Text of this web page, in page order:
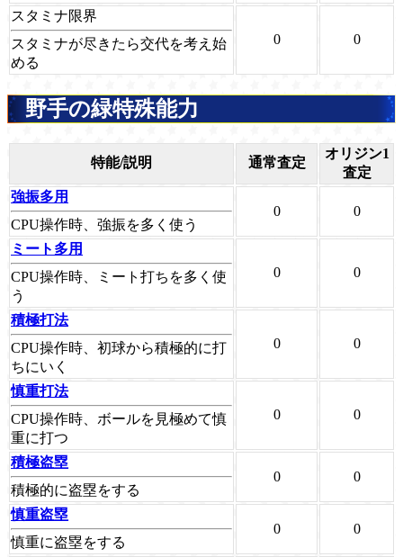
スタミナ限界
スタミナが尽きたら交代を考え始
める
0 0
野手の緑特殊能力
特能/説明 通常査定
オリジン1
査定
強振多用
CPU操作時、強振を多く使う
0 0
ミート多用
CPU操作時、ミート打ちを多く使
う
0 0
積極打法
CPU操作時、初球から積極的に打
ちにいく
0 0
慎重打法
CPU操作時、ボールを見極めて慎
重に打つ
0 0
積極盗塁
積極的に盗塁をする
0 0
慎重盗塁
慎重に盗塁をする
0 0